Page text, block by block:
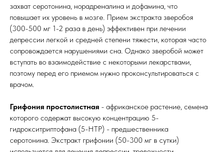
захват серотонина, норадреналина и дофамина, что
повышает их уровень в мозге. Прием экстракта зверобоя
(300-500 мг 1-2 раза в день) эффективен при лечении
депрессии легкой и средней степени тяжести, которая часто
сопровождается нарушениями сна. Однако зверобой может
вступать во взаимодействие с некоторыми лекарствами,
поэтому перед его приемом нужно проконсультироваться с
врачом.
Грифония простолистная - африканское растение, семена
которого содержат высокую концентрацию 5-
гидрокситриптофана (5-HTP) - предшественника
серотонина. Экстракт грифонии (50-300 мг в сутки)